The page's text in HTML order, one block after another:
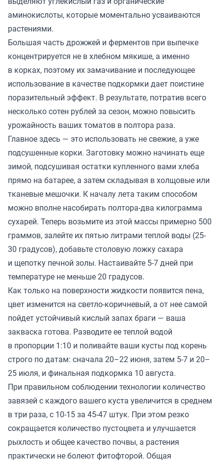
аминокислоты, которые моментально усваиваются
растениями.
Большая часть дрожжей и ферментов при выпечке
концентрируется не в хлебном мякише, а именно
в корках, поэтому их замачивание и последующее
использование в качестве подкормки дает поистине
поразительный эффект. В результате, потратив всего
несколько сотен рублей за сезон, можно повысить
урожайность ваших томатов в полтора раза.
Главное здесь — это использовать не свежие, а уже
подсушенные корки. Заготовку можно начинать еще
зимой, подсушивая остатки купленного вами хлеба
прямо на батарее, а затем складывая в холщовые или
тканевые мешочки. К началу лета таким способом
можно вполне насобирать полтора-два килограмма
сухарей. Теперь возьмите из этой массы примерно 500
граммов, залейте их пятью литрами теплой воды (25-
30 градусов), добавьте столовую ложку сахара
и щепотку печной золы. Настаивайте 5-7 дней при
температуре не меньше 20 градусов.
Как только на поверхности жидкости появится пена,
цвет изменится на светло-коричневый, а от нее самой
пойдет устойчивый кислый запах браги — ваша
закваска готова. Разводите ее теплой водой
в пропорции 1:10 и поливайте ваши кусты под корень
строго по датам: сначала 20–22 июня, затем 5-7 и 20–
25 июля, и финальная подкормка 10 августа.
При правильном соблюдении технологии количество
завязей с каждого вашего куста увеличится в среднем
в три раза, с 10-15 за 45-47 штук. При этом резко
сокращается количество пустоцвета и улучшается
рыхлость и общее качество почвы, а растения
практически не болеют фитофторой. Общая